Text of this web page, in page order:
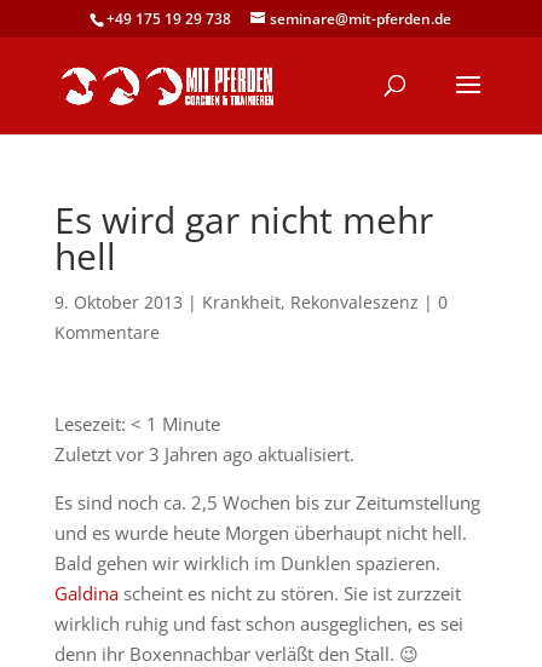
+49 175 19 29 738 seminare@mit-pferden.de
Es wird gar nicht mehr
hell
9. Oktober 2013 | Krankheit, Rekonvaleszenz | 0
Kommentare
Lesezeit: < 1 Minute
Zuletzt vor 3 Jahren ago aktualisiert.
Es sind noch ca. 2,5 Wochen bis zur Zeitumstellung
und es wurde heute Morgen überhaupt nicht hell.
Bald gehen wir wirklich im Dunklen spazieren.
Galdinascheint es nicht zu stören. Sie ist zurzzeit
wirklich ruhig und fast schon ausgeglichen, es sei
denn ihr Boxennachbar verläßt den Stall. 😉